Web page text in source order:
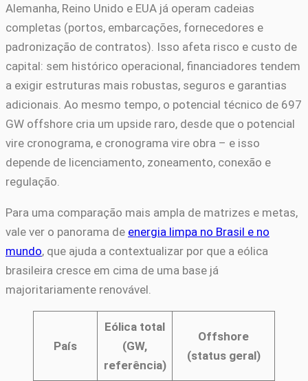
Alemanha, Reino Unido e EUA já operam cadeias
completas (portos, embarcações, fornecedores e
padronização de contratos). Isso afeta risco e custo de
capital: sem histórico operacional, financiadores tendem
a exigir estruturas mais robustas, seguros e garantias
adicionais. Ao mesmo tempo, o potencial técnico de 697
GW offshore cria um upside raro, desde que o potencial
vire cronograma, e cronograma vire obra – e isso
depende de licenciamento, zoneamento, conexão e
regulação.
Para uma comparação mais ampla de matrizes e metas,
vale ver o panorama de energia limpa no Brasil e no
mundo, que ajuda a contextualizar por que a eólica
brasileira cresce em cima de uma base já
majoritariamente renovável.
País
Eólica total
(GW,
referência)
Offshore
(status geral)